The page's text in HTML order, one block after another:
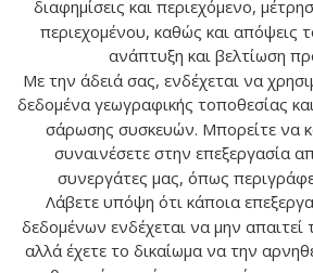
ΘΕΡΑΠΕΙΑ ΚΑΙ ΤΗΝ
ΑΙΣΘΗΤΙΚΗ
Ο ΛΟΓΑΡΙΑΣΜΟΣ ΜΟΥ
ΕΠΙΚΟΙΝΩΝΙΑ
διαφημίσεις και περιεχόμενο,
περιεχομένου, καθώς και απόψεις
ανάπτυξη και βελτίωση
Με την άδειά σας, ενδέχεται να
δεδομένα γεωγραφικής τοποθεσίας
σάρωσης συσκευών. Μπορείτε να
συναινέσετε στην επεξεργασία
συνεργάτες μας, όπως
Λάβετε υπόψη ότι κάποια
δεδομένων ενδέχεται να μην απαιτεί
αλλά έχετε το δικαίωμα να την